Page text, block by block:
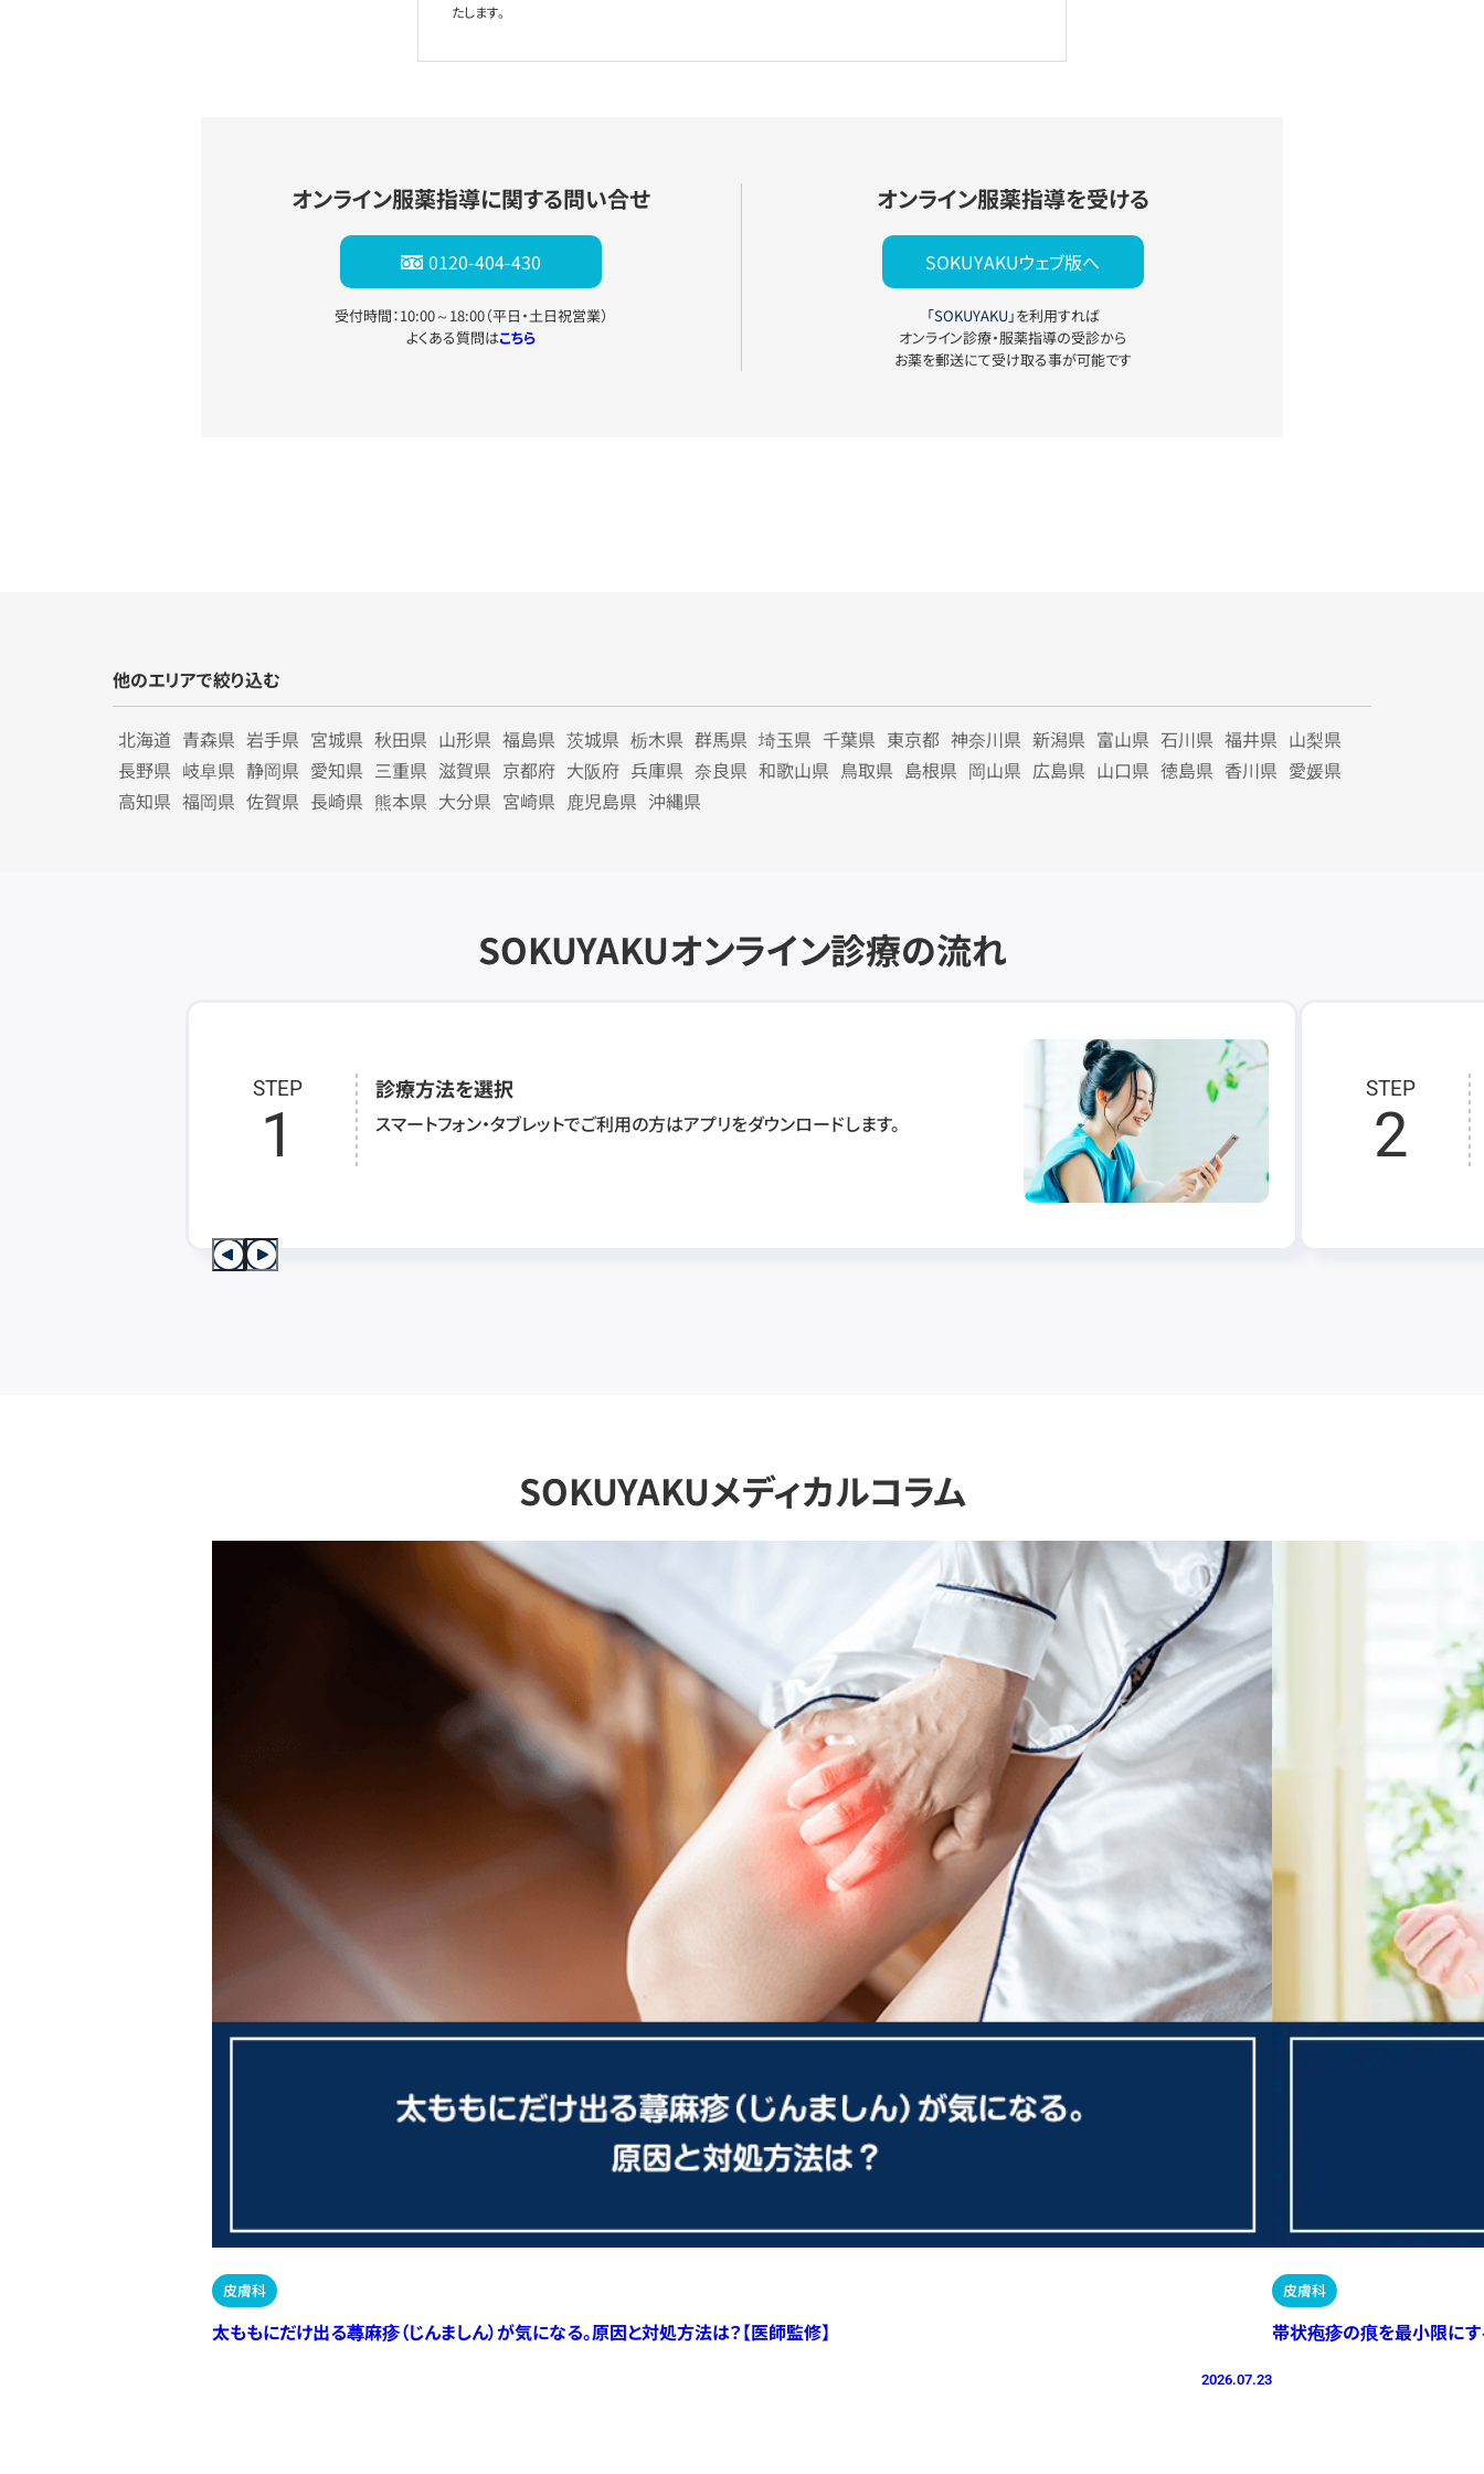
たします。
オンライン服薬指導に関する問い合せ
0120-404-430
受付時間：10:00～18:00（平日・土日祝営業）
よくある質問はこちら
オンライン服薬指導を受ける
SOKUYAKUウェブ版へ
「SOKUYAKU」を利用すれば
オンライン診療・服薬指導の受診から
お薬を郵送にて受け取る事が可能です
他のエリアで絞り込む
北海道 青森県 岩手県 宮城県 秋田県 山形県 福島県 茨城県 栃木県 群馬県 埼玉県 千葉県 東京都 神奈川県 新潟県 富山県 石川県 福井県 山梨県
長野県 岐阜県 静岡県 愛知県 三重県 滋賀県 京都府 大阪府 兵庫県 奈良県 和歌山県 鳥取県 島根県 岡山県 広島県 山口県 徳島県 香川県 愛媛県
高知県 福岡県 佐賀県 長崎県 熊本県 大分県 宮崎県 鹿児島県 沖縄県
SOKUYAKUオンライン診療の流れ
STEP
1
診療方法を選択
スマートフォン・タブレットでご利用の方はアプリをダウンロードします。
STEP
2
SOKUYAKUメディカルコラム
皮膚科
太ももにだけ出る蕁麻疹（じんましん）が気になる。原因と対処方法は？【医師監修】
2026.07.23
皮膚科
帯状疱疹の痕を最小限にす